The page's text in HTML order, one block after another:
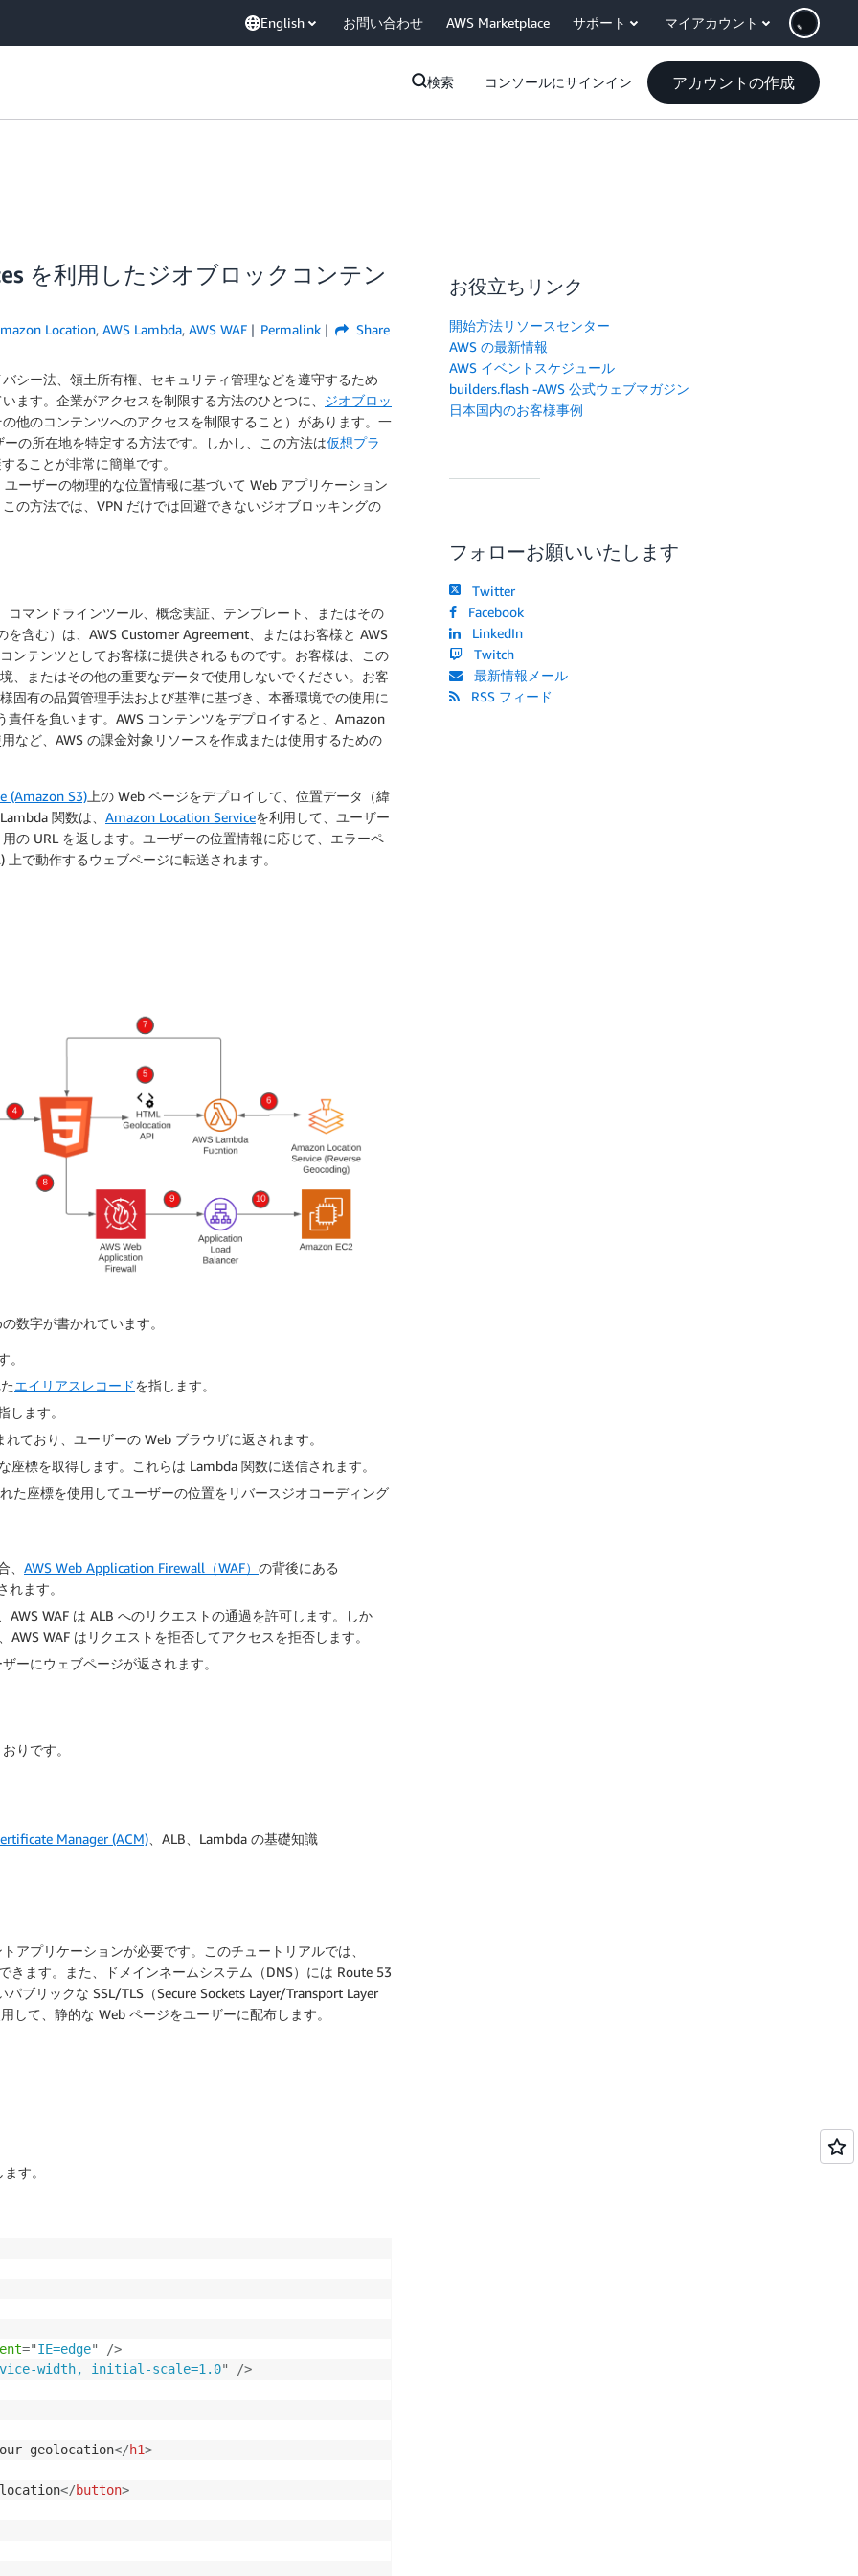
English お問い合わせ AWS Marketplace サポート マイアカウント
検索 コンソールにサインイン アカウントの作成
を利用したジオブロックコンテン
Location, AWS Lambda, AWS WAF Permalink Share
シー法、領土所有権、セキュリティ管理などを遵守するため
ます。企業がアクセスを制限する方法のひとつに、 ジオブロッ
他のコンテンツへのアクセスを制限すること）があります。一
の所在地を特定する方法です。しかし、この方法は仮想プラ
ることが非常に簡単です。
ユーザーの物理的な位置情報に基づいて Web アプリケーション
の方法では、VPN だけでは回避できないジオブロッキングの
マンドラインツール、概念実証、テンプレート、またはその
含む）は、AWS Customer Agreement、またはお客様と AWS
ンテンツとしてお客様に提供されるものです。お客様は、この
、またはその他の重要なデータで使用しないでください。お客
固有の品質管理手法および基準に基づき、本番環境での使用に
任を負います。AWS コンテンツをデプロイすると、Amazon
など、AWS の課金対象リソースを作成または使用するための
(Amazon S3) 上の Web ページをデプロイして、位置データ（緯
関数は、 Amazon Location Serviceを利用して、ユーザー
の URL を返します。ユーザーの位置情報に応じて、エラーペ
で動作するウェブページに転送されます。
数字が書かれています。
。
エイリアスレコードを指します。
ます。
ており、ユーザーの Web ブラウザに返されます。
座標を取得します。これらは Lambda 関数に送信されます。
た座標を使用してユーザーの位置をリバースジオコーディング
、 AWS Web Application Firewall（WAF） の背後にある
れます。
WAF は ALB へのリクエストの通過を許可します。しか
WAF はリクエストを拒否してアクセスを拒否します。
ーにウェブページが返されます。
りです。
Manager (ACM) 、ALB、Lambda の基礎知識
アプリケーションが必要です。このチュートリアルでは、
ます。また、ドメインネームシステム（DNS）には Route 53
ブリックな SSL/TLS（Secure Sockets Layer/Transport Layer
て、静的な Web ページをユーザーに配布します。
す。
="IE=edge"
/>
width, initial-scale=1.0" />
geolocation</h1>
</button>
お役立ちリンク
開始方法リソースセンター
AWS の最新情報
AWS イベントスケジュール
builders.flash -AWS 公式ウェブマガジン
日本国内のお客様事例
フォローお願いいたします
Twitter
Facebook
LinkedIn
Twitch
最新情報メール
RSS フィード